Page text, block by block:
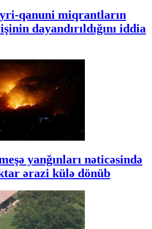
qanuni miqrantların
dayandırıldığını iddia
yanğınları nəticəsində
ərazi külə dönüb